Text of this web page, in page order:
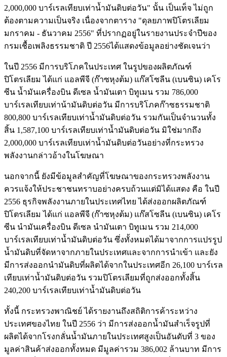
2,000,000 บาร์เรลเทียบเท่าน้ำมันดิบต่อวัน" นั้น เป็นเท็จ ไม่ถูก
ต้องตามความเป็นจริง เนื่องจากตาราง "ดุลยภาพปิโตรเลียม
มกราคม - ธันวาคม 2556" ที่ปรากฏอยู่ในรายงานประจำปีของ
กรมเชื้อเพลิงธรรมชาติ ปี 2556ได้แสดงข้อมูลอย่างชัดเจนว่า
ในปี 2556 มีการบริโภคในประเทศ ในรูปของผลิตภัณฑ์
ปิโตรเลียม ได้แก่ แอลพีจี (ก๊าซหุงต้ม) แก๊สโซลีน (เบนซิน) เคโร
ซีน น้ำมันเครื่องบิน ดีเซล น้ำมันเตา บิทูเมน รวม 786,000
บาร์เรลเทียบเท่าน้ามันดิบต่อวัน มีการบริโภคก๊าซธรรมชาติ
800,800 บาร์เรลเทียบเท่าน้ำมันดิบต่อวัน รวมกันเป็นจำนวนทั้ง
สิ้น 1,587,100 บาร์เรลเทียบเท่าน้ำมันดิบต่อวัน มิใช่มากถึง
2,000,000 บาร์เรลเทียบเท่าน้ำมันดิบต่อวันอย่างที่กระทรวง
พลังงานกล่าวอ้างในโฆษณา
นอกจากนี้ ยังมีข้อมูลสำคัญที่โฆษณาของกระทรวงพลังงาน
ควรแจ้งให้ประชาชนทราบอย่างครบถ้วนแต่มิได้แสดง คือ ในปี
2556 ธุรกิจพลังงานภายในประเทศไทย ได้ส่งออกผลิตภัณฑ์
ปิโตรเลียม ได้แก่ แอลพีจี (ก๊าซหุงต้ม) แก๊สโซลีน (เบนซิน) เคโร
ซีน นำมันเครื่องบิน ดีเซล นำมันเตา บิทูเมน รวม 214,000
บาร์เรลเทียบเท่าน้ำมันดิบต่อวัน ซึ่งทั้งหมดได้มาจากการแปรรูป
น้ำมันดิบที่จัดหาจากภายในประเทศและจากการนำเข้า และยัง
มีการส่งออกนำมันดิบที่ผลิตได้จากในประเทศอีก 26,100 บาร์เรล
เทียบเท่าน้ำมันดิบต่อวัน รวมปิโตรเลียมที่ถูกส่งออกทั้งสิ้น
240,200 บาร์เรลเทียบเท่าน้ำมันดิบต่อวัน
ทั้งนี้ กระทรวงพาณิชย์ ได้รายงานถึงสถิติการค้าระหว่าง
ประเทศของไทย ในปี 2556 ว่า มีการส่งออกน้ำมันสำเร็จรูปที่
ผลิตได้จากโรงกลั่นน้ำมันภายในประเทศสูงเป็นอันดับที่ 3 ของ
มูลค่าสินค้าส่งออกทั้งหมด มีมูลค่ารวม 386,002 ล้านบาท มีการ